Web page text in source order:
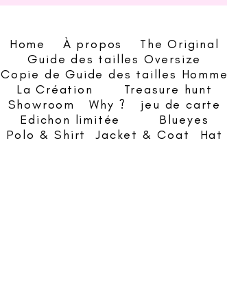
Home À propos
The Original
Guide des tailles Oversize
Copie de Guide des tailles Homme
La Création
Treasure hunt
Showroom
Why ?
jeu de carte
Edichon limitée
Blueyes
Polo & Shirt
Jacket & Coat Hat